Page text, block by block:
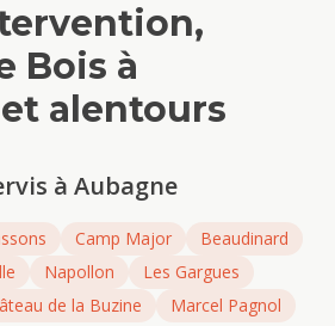
Bois à
et alentours
à Aubagne
Camp Major
Beaudinard
Napollon
Les Gargues
de la Buzine Marcel Pagnol